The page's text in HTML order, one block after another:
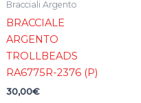
Bracciali Argento
BRACCIALE
ARGENTO
TROLLBEADS
RA6775R-2376 (P)
30,00€